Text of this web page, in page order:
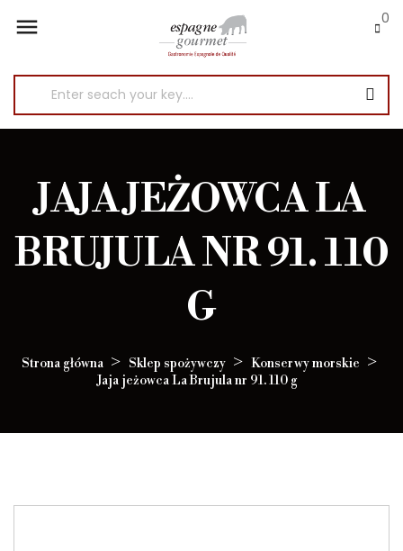
 0
JAJA JEŻOWCA LA
BRUJULA NR 91. 110
G
Strona główna Sklep spożywczy
Konserwy morskie
Jaja jeżowca La Brujula nr 91. 110 g